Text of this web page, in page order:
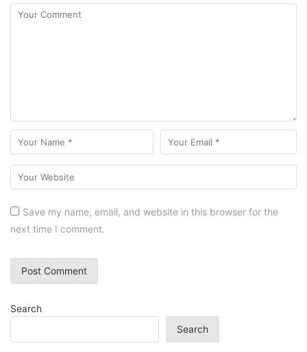
Save my name, email, and website in this browser for the
next time I comment.
Search
Search